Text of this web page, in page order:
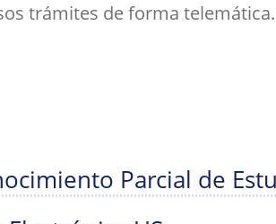
trámites de forma telemática.
Parcial de